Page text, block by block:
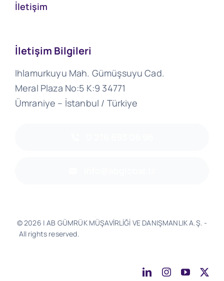
İletişim
İletişim Bilgileri
Ihlamurkuyu Mah. Gümüşsuyu Cad.
Meral Plaza No:5 K:9 34771
Ümraniye – İstanbul / Türkiye
© 2026 | AB GÜMRÜK MÜŞAVİRLİĞİ VE DANIŞMANLIK A.Ş. -
All rights reserved.